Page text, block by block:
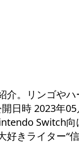
介。リンゴやハ
日時 2023年
Switch向
好きライター“